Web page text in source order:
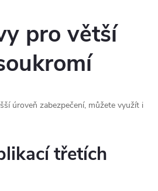
pro větší
úroveň zabezpečení, můžete využít i
třetích